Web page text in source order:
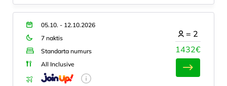
05.10. - 12.10.2026
7 naktis
Standarta numurs
All Inclusive
1432€
= 2